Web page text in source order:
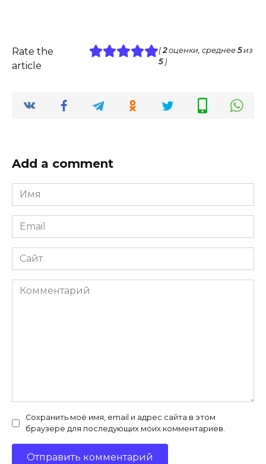
Rate the
article
(2оценки, среднее 5из
5)
Add a comment
Имя
*
Email
*
Сайт
Комментарий
Сохранить моё имя, email и адрес сайта в этом
браузере для последующих моих комментариев.